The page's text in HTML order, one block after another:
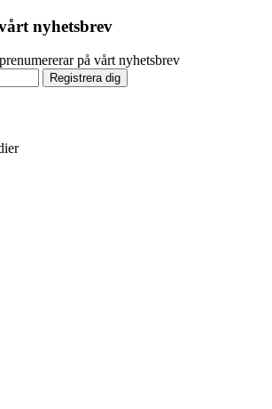
nyhetsbrev
på vårt nyhetsbrev
Registrera dig